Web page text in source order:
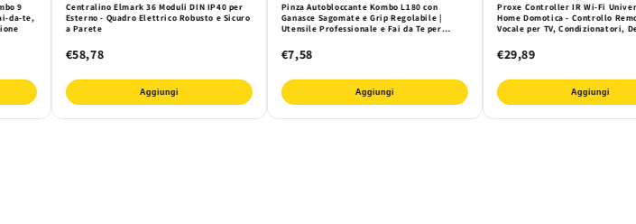
9
da-te,
Centralino Elmark 36 Moduli DIN IP40 per
Esterno - Quadro Elettrico Robusto e Sicuro
a Parete
€58,78
Aggiungi
Pinza Autobloccante Kombo L180 con
Ganasce Sagomate e Grip Regolabile |
Utensile Professionale e Fai da Te per
€7,58
Aggiungi
Proxe Controller IR Wi-Fi
Home Domotica - Controllo
Vocale per TV, Condizionatori,
Assistenti Digitali
€29,89
Aggiungi